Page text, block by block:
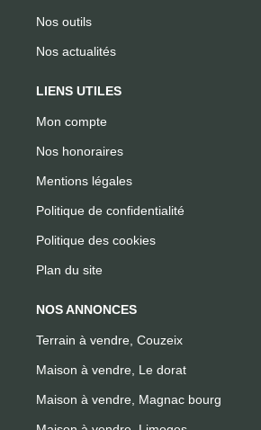
Nos outils
Nos actualités
LIENS UTILES
Mon compte
Nos honoraires
Mentions légales
Politique de confidentialité
Politique des cookies
Plan du site
NOS ANNONCES
Terrain à vendre, Couzeix
Maison à vendre, Le dorat
Maison à vendre, Magnac bourg